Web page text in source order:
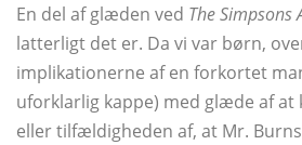
En del af glæden ved The Simpsons
latterligt det er. Da vi var børn,
implikationerne af en forkortet
uforklarlig kappe) med glæde af at
eller tilfældigheden af, at Mr.